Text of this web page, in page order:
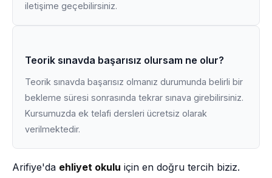
iletişime geçebilirsiniz.
Teorik sınavda başarısız olursam ne olur?
Teorik sınavda başarısız olmanız durumunda belirli bir
bekleme süresi sonrasında tekrar sınava girebilirsiniz.
Kursumuzda ek telafi dersleri ücretsiz olarak
verilmektedir.
Arifiye'da ehliyet okulu için en doğru tercih biziz.